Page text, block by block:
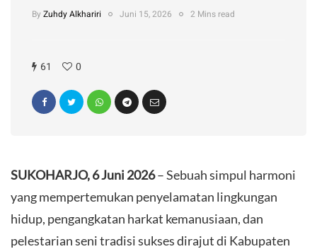
By Zuhdy Alkhariri Juni 15, 2026 2 Mins read
61 0
SUKOHARJO, 6 Juni 2026– Sebuah simpul harmoni
yang mempertemukan penyelamatan lingkungan
hidup, pengangkatan harkat kemanusiaan, dan
pelestarian seni tradisi sukses dirajut di Kabupaten